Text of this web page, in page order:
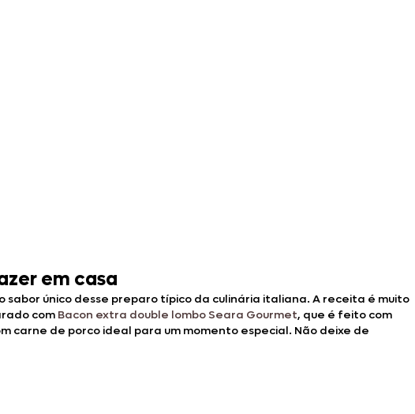
em casa
único desse preparo típico da culinária italiana. A receita é muito
com Bacon extra double lombo Seara Gourmet, que é feito com
carne de porco ideal para um momento especial. Não deixe de